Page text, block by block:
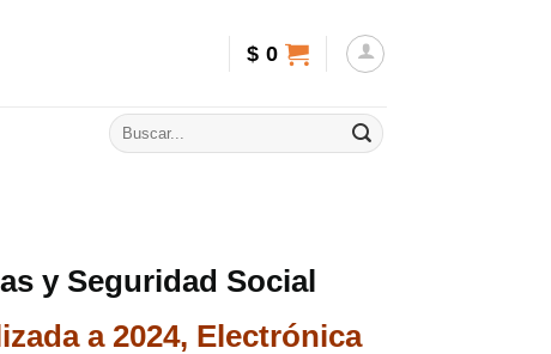
$ 0
y Seguridad Social
a 2024, Electrónica